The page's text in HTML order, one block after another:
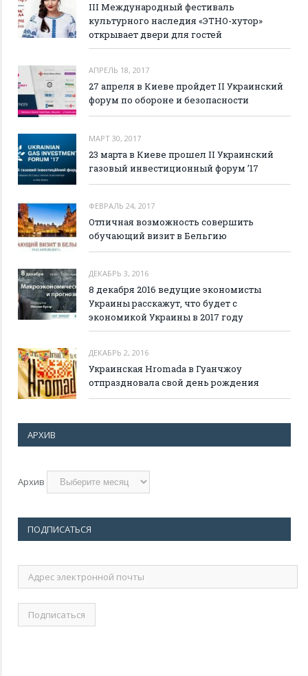
III Международный фестиваль
культурного наследия «ЭТНО-хутор»
открывает двери для гостей
АПРЕЛЬ 18, 2017
27 апреля в Киеве пройдет II Украинский
форум по обороне и безопасности
МАРТ 30, 2017
23 марта в Киеве прошел II Украинский
газовый инвестиционный форум ’17
ФЕВРАЛЬ 24, 2017
Отличная возможность совершить
обучающий визит в Бельгию
ДЕКАБРЬ 3, 2016
8 декабря 2016 ведущие экономисты
Украины расскажут, что будет с
экономикой Украины в 2017 году
ДЕКАБРЬ 2, 2016
Украинская Hromada в Гуанчжоу
отпраздновала свой день рождения
АРХИВ
Архив
ПОДПИСАТЬСЯ
Адрес
электронной